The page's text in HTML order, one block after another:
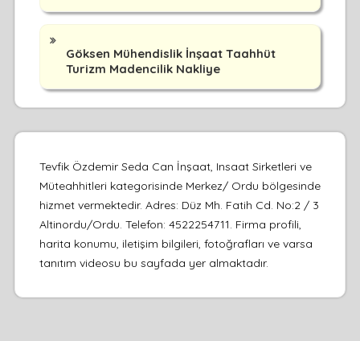
Göksen Mühendislik İnşaat Taahhüt
Turizm Madencilik Nakliye
Tevfik Özdemir Seda Can İnşaat, Insaat Sirketleri ve
Müteahhitleri kategorisinde Merkez/ Ordu bölgesinde
hizmet vermektedir. Adres: Düz Mh. Fatih Cd. No:2 / 3
Altinordu/Ordu. Telefon: 4522254711. Firma profili,
harita konumu, iletişim bilgileri, fotoğrafları ve varsa
tanıtım videosu bu sayfada yer almaktadır.